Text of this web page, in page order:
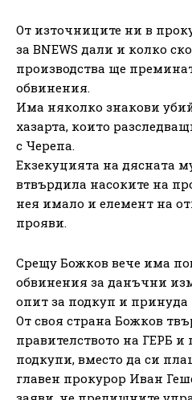
От източниците ни в
за BNEWS дали и колко
производства ще
обвинения.
Има няколко знакови
хазарта, които
с Черепа.
Екзекуцията на дясната
втвърдила насоките на
нея имало и елемент на
прояви.
Срещу Божков вече има
обвинения за данъчни
опит за подкуп и
От своя страна Божков
правителството на ГЕРБ
подкупи, вместо да си
главен прокурор Иван